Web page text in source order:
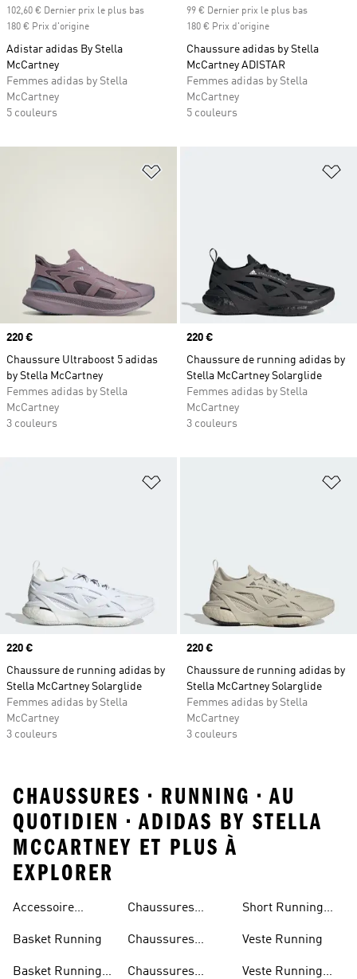
102,60 € Dernier prix le plus bas
180 € Prix d'origine
Adistar adidas By Stella
McCartney
Femmes adidas by Stella
McCartney
5 couleurs
99 € Dernier prix le plus bas
180 € Prix d'origine
Chaussure adidas by Stella
McCartney ADISTAR
Femmes adidas by Stella
McCartney
5 couleurs
Ajouter à la Liste de produits
Prix
220 €
Chaussure Ultraboost 5 adidas
by Stella McCartney
Femmes adidas by Stella
McCartney
3 couleurs
Prix
220 €
Chaussure de running adidas by
Stella McCartney Solarglide
Femmes adidas by Stella
McCartney
3 couleurs
Ajouter à la Liste de produits
Prix
220 €
Chaussure de running adidas by
Stella McCartney Solarglide
Femmes adidas by Stella
McCartney
3 couleurs
Prix
220 €
Chaussure de running adidas by
Stella McCartney Solarglide
Femmes adidas by Stella
McCartney
3 couleurs
CHAUSSURES • RUNNING • AU
QUOTIDIEN • ADIDAS BY STELLA
MCCARTNEY ET PLUS À
EXPLORER
Accessoire
Basket Running
Basket Running
Chaussures
Chaussures
Chaussures
Short Running
Veste Running
Veste Running